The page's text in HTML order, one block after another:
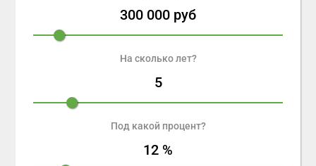
300 000 руб
На сколько лет?
5
Под какой процент?
12 %